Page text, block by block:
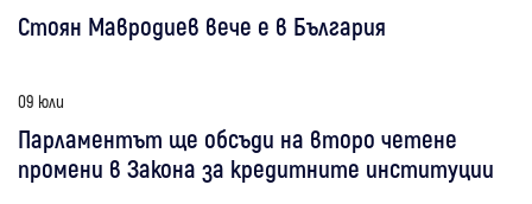
Стоян Мавродиев вече е в България
09 юли
Парламентът ще обсъди на второ четене
промени в Закона за кредитните институции